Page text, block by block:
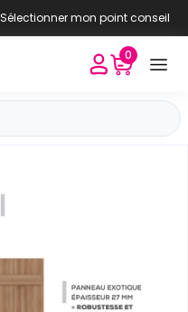
Sélectionner mon point conseil
0